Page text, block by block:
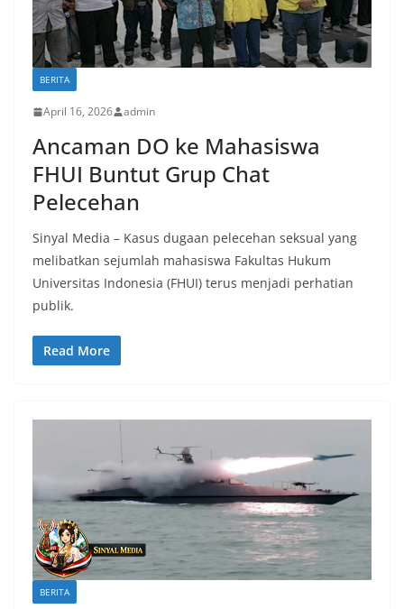
BERITA
April 16, 2026 admin
Ancaman DO ke Mahasiswa
FHUI Buntut Grup Chat
Pelecehan
Sinyal Media – Kasus dugaan pelecehan seksual yang
melibatkan sejumlah mahasiswa Fakultas Hukum
Universitas Indonesia (FHUI) terus menjadi perhatian
publik.
Read More
BERITA